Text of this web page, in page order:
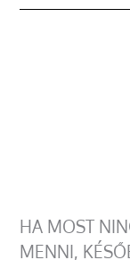
HA MOST
MENNI,